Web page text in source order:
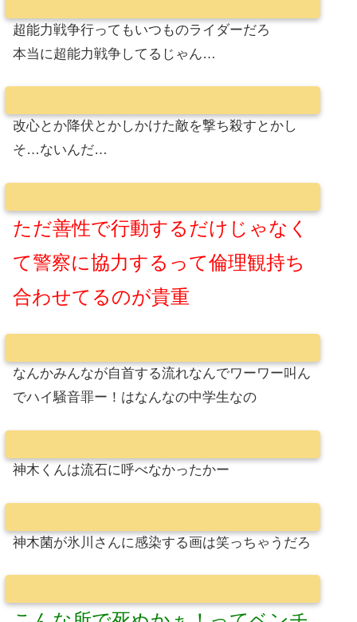
超能力戦争行ってもいつものライダーだろ
本当に超能力戦争してるじゃん…
改心とか降伏とかしかけた敵を撃ち殺すとかし
そ…ないんだ…
ただ善性で行動するだけじゃなく
て警察に協力するって倫理観持ち
合わせてるのが貴重
なんかみんなが自首する流れなんでワーワー叫ん
でハイ騒音罪ー！はなんなの中学生なの
神木くんは流石に呼べなかったかー
神木菌が氷川さんに感染する画は笑っちゃうだろ